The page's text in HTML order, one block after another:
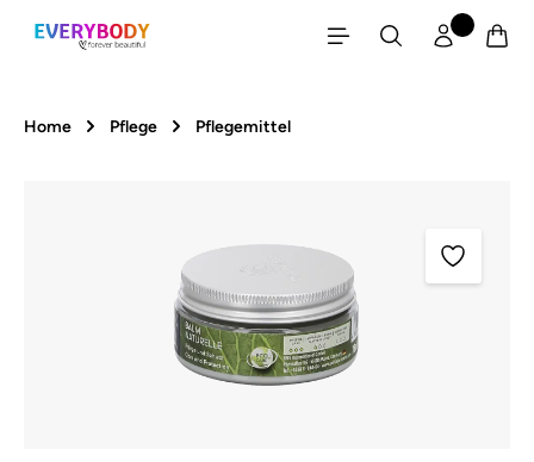
Zum Hauptinhalt springen
Home Pflege Pflegemittel